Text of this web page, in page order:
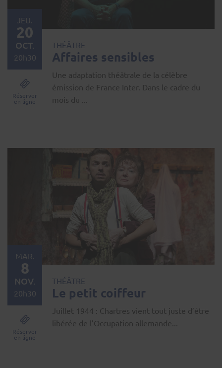
THÉÂTRE
Affaires sensibles
Une adaptation théâtrale de la célèbre
émission de France Inter. Dans le cadre du
mois du ...
JEU.
20
OCT.
20h30
Réserver
en ligne
THÉÂTRE
Le petit coiffeur
Juillet 1944 : Chartres vient tout juste d’être
libérée de l’Occupation allemande...
MAR.
8
NOV.
20h30
Réserver
en ligne